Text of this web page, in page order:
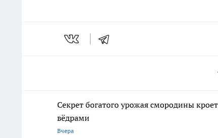
Секрет богатого урожая смородины
вёдрами
Вчера